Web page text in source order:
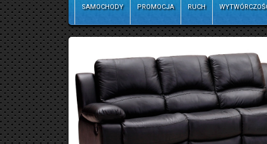
SAMOCHODY PROMOCJA RUCH